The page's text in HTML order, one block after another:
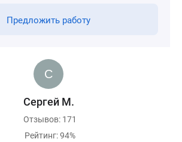
Предложить работу
Сергей М.
Отзывов: 171
Рейтинг: 94%